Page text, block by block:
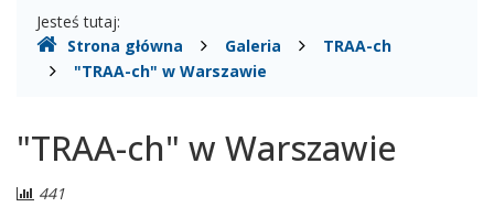
Gdzie
jesteśmy
Jesteś tutaj:
Strona główna
Galeria
TRAA-ch
"TRAA-ch" w Warszawie
"TRAA-ch" w Warszawie
Liczba
441